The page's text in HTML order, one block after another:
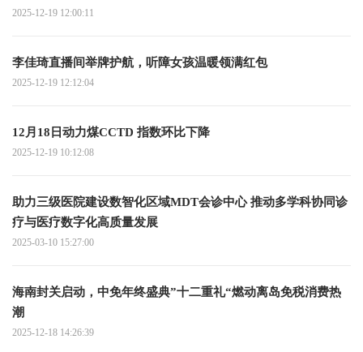
2025-12-19 12:00:11
李佳琦直播间举牌护航，听障女孩温暖领满红包
2025-12-19 12:12:04
12月18日动力煤CCTD 指数环比下降
2025-12-19 10:12:08
助力三级医院建设数智化区域MDT会诊中心 推动多学科协同诊
疗与医疗数字化高质量发展
2025-03-10 15:27:00
海南封关启动，中免年终盛典”十二重礼“燃动离岛免税消费热
潮
2025-12-18 14:26:39